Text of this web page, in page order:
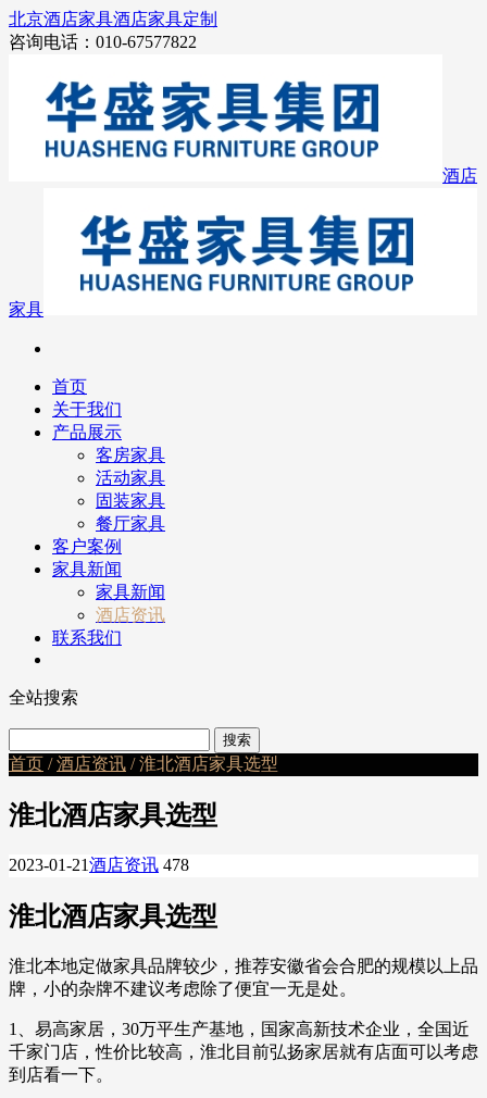
北京酒店家具酒店家具定制
咨询电话：010-67577822
酒店
家具
首页
关于我们
产品展示
客房家具
活动家具
固装家具
餐厅家具
客户案例
家具新闻
家具新闻
酒店资讯
联系我们
全站搜索
首页 /酒店资讯 / 淮北酒店家具选型
淮北酒店家具选型
2023-01-21酒店资讯 478
淮北酒店家具选型
淮北本地定做家具品牌较少，推荐安徽省会合肥的规模以上品
牌，小的杂牌不建议考虑除了便宜一无是处。
1、易高家居，30万平生产基地，国家高新技术企业，全国近
千家门店，性价比较高，淮北目前弘扬家居就有店面可以考虑
到店看一下。